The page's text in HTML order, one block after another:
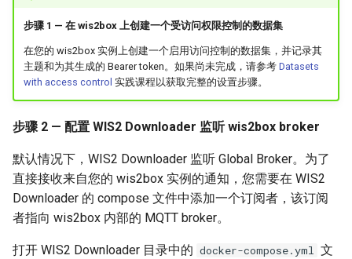
步骤 1 — 在 wis2box 上创建一个受访问权限控制的数据集
在您的 wis2box 实例上创建一个启用访问控制的数据集，并记录其
主题和为其生成的 Bearer token。如果尚未完成，请参考 Datasets
with access control 实践课程以获取完整的设置步骤。
步骤 2 — 配置 WIS2 Downloader 监听 wis2box broker
默认情况下，WIS2 Downloader 监听 Global Broker。为了
直接接收来自您的 wis2box 实例的通知，您需要在 WIS2
Downloader 的 compose 文件中添加一个订阅者，该订阅
者指向 wis2box 内部的 MQTT broker。
打开 WIS2 Downloader 目录中的 docker-compose.yml 文